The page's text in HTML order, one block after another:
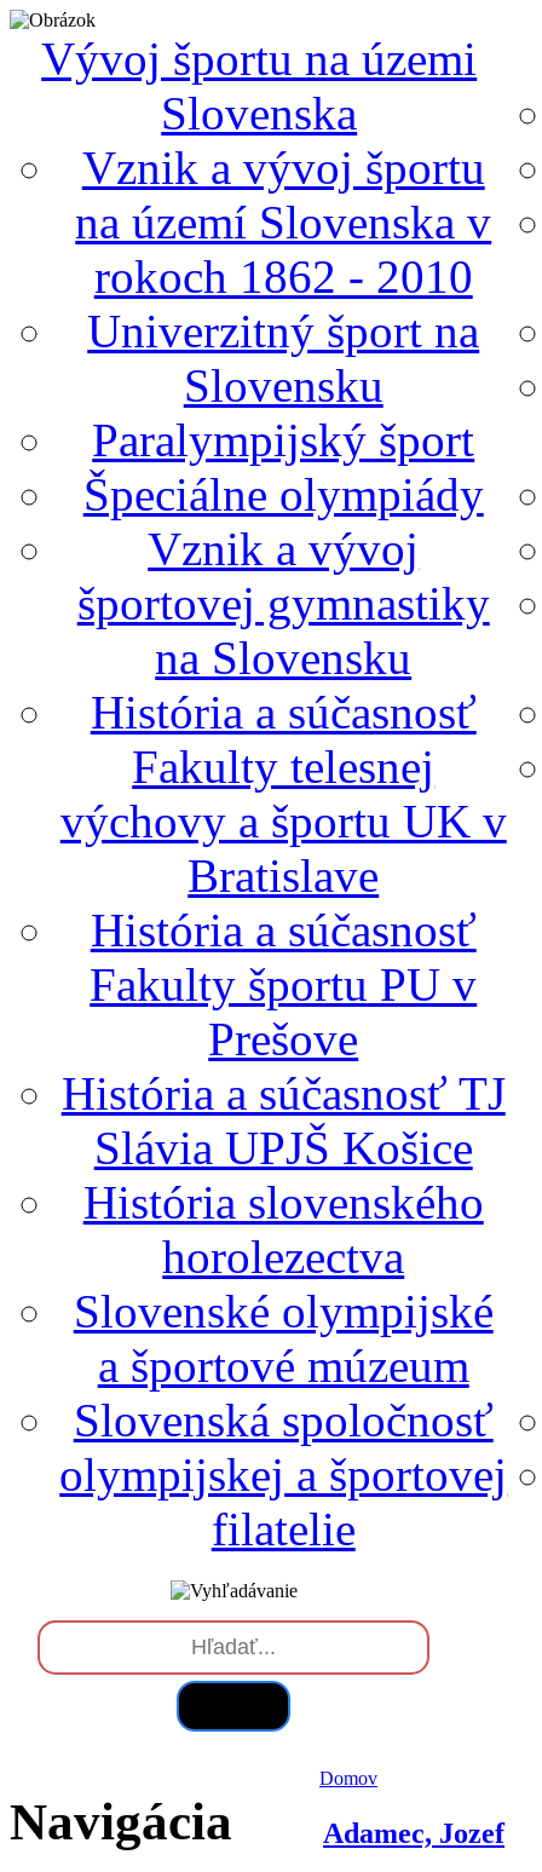
Vývoj športu na územi
Slovenska
Vznik a vývoj športu
na území Slovenska v
rokoch 1862 - 2010
Univerzitný šport na
Slovensku
Paralympijský šport
Špeciálne olympiády
Vznik a vývoj
športovej gymnastiky
na Slovensku
História a súčasnosť
Fakulty telesnej
výchovy a športu UK v
Bratislave
História a súčasnosť
Fakulty športu PU v
Prešove
História a súčasnosť TJ
Slávia UPJŠ Košice
História slovenského
horolezectva
Slovenské olympijské
a športové múzeum
Slovenská spoločnosť
olympijskej a športovej
filatelie
Navigácia
Domov
Adamec, Jozef